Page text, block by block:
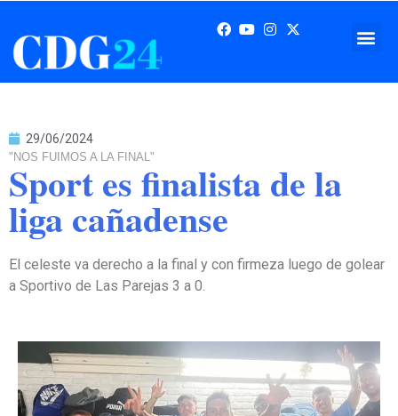
29/06/2024
"NOS FUIMOS A LA FINAL"
Sport es finalista de la
liga cañadense
El celeste va derecho a la final y con firmeza luego de golear
a Sportivo de Las Parejas 3 a 0.